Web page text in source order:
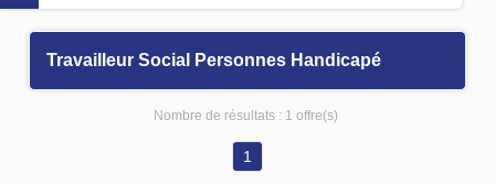
Nombre de résultats : 1 offre(s)
1